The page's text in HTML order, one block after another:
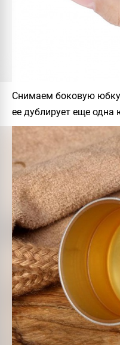
Снимаем боковую юбку
ее дублирует еще одна